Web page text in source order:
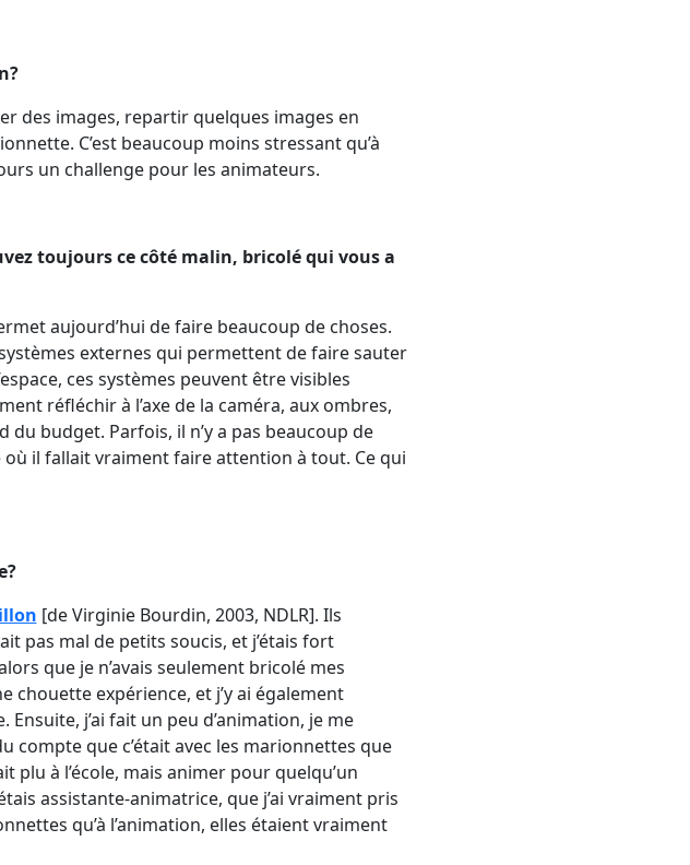
des images, repartir quelques images en
C’est beaucoup moins stressant qu’à
un challenge pour les animateurs.
toujours ce côté malin, bricolé qui vous a
aujourd’hui de faire beaucoup de choses.
externes qui permettent de faire sauter
ces systèmes peuvent être visibles
réfléchir à l’axe de la caméra, aux ombres,
budget. Parfois, il n’y a pas beaucoup de
il fallait vraiment faire attention à tout. Ce qui
[de Virginie Bourdin, 2003, NDLR]. Ils
pas mal de petits soucis, et j’étais fort
que je n’avais seulement bricolé mes
chouette expérience, et j’y ai également
j’ai fait un peu d’animation, je me
compte que c’était avec les marionnettes que
plu à l’école, mais animer pour quelqu’un
assistante-animatrice, que j’ai vraiment pris
qu’à l’animation, elles étaient vraiment